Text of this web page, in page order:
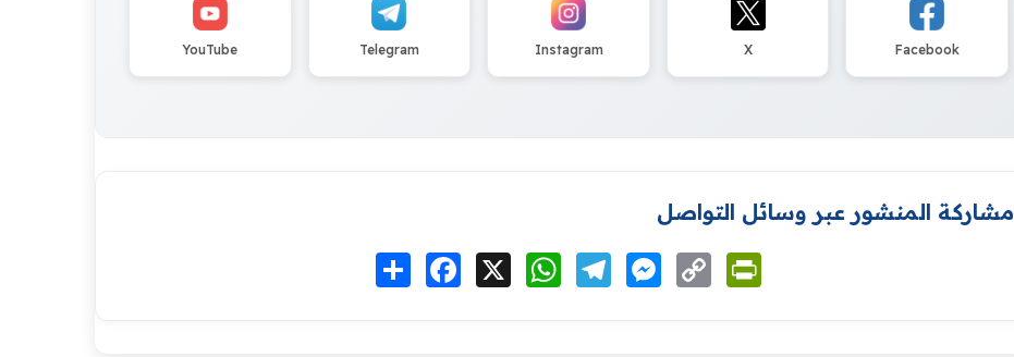
Facebook
X
Instagram
Telegram
YouTube
مشاركة المنشور عبر وسائل التواصل
انشر Facebook WhatsAppTelegramMessenger
Copy
Link